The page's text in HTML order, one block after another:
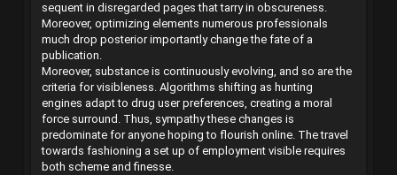
sequent in disregarded pages that tarry in obscureness.
Moreover, optimizing elements numerous professionals
much drop posterior importantly change the fate of a
publication.
Moreover, substance is continuously evolving, and so are the
criteria for visibleness. Algorithms shifting as hunting
engines adapt to drug user preferences, creating a moral
force surround. Thus, sympathy these changes is
predominate for anyone hoping to flourish online. The travel
towards fashioning a set up of employment visible requires
both scheme and finesse.